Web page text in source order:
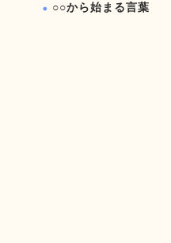
○○から始まる言葉